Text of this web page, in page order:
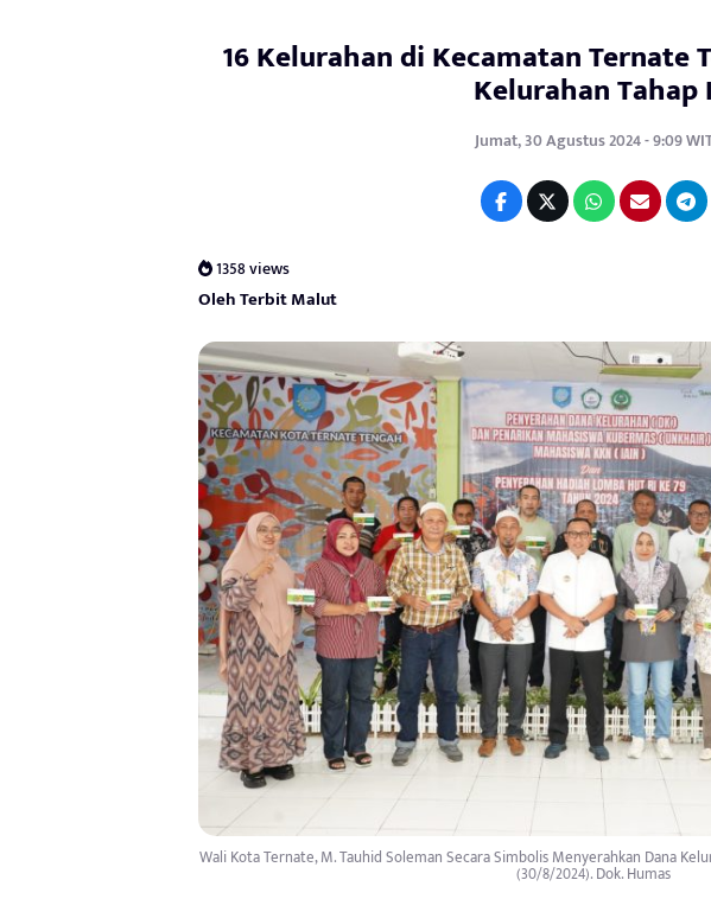
16 Kelurahan di Kecamatan Ternate
Kelurahan Tahap I
Jumat, 30 Agustus 2024 - 9:09
1358 views
Oleh Terbit Malut
Wali Kota Ternate, M. Tauhid Soleman Secara Simbolis Menyerahkan Dana
(30/8/2024). Dok. Humas